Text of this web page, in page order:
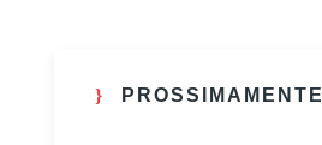
PROSSIMAMENTE